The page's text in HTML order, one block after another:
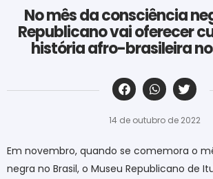
No mês da consciência
Republicano vai oferecer
história afro-brasileira
‎ ‎ ‎ ‎ ‎ ‎ ‎ ‎ ‎ ‎ ‎ ‎ ‎ ‎ ‎ ‎ ‎ ‎ ‎ ‎ ‎ ‎ ‎ ‎ ‎ ‎ ‎ ‎ ‎ ‎ ‎
14 de outubro de 2022
Em novembro, quando se comemora o
negra no Brasil, o Museu Republicano de